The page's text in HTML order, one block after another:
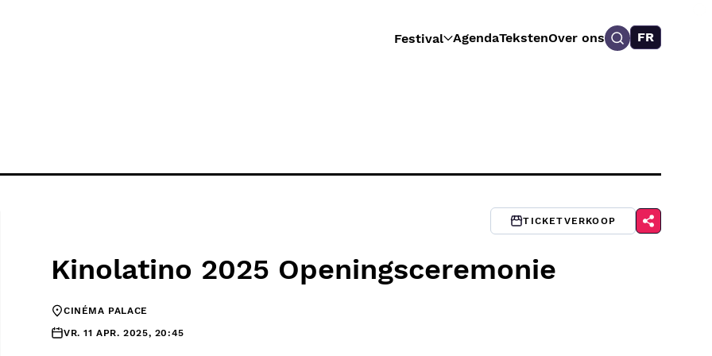
Festival AgendaTekstenOver ons FR
TICKETVERKOOP
Kinolatino 2025 Openingsceremonie
CINÉMA PALACE
VR. 11 APR. 2025, 20:45